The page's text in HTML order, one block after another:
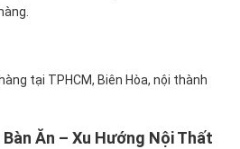
tại TPHCM, Biên Hòa, nội thành
Ăn – Xu Hướng Nội Thất